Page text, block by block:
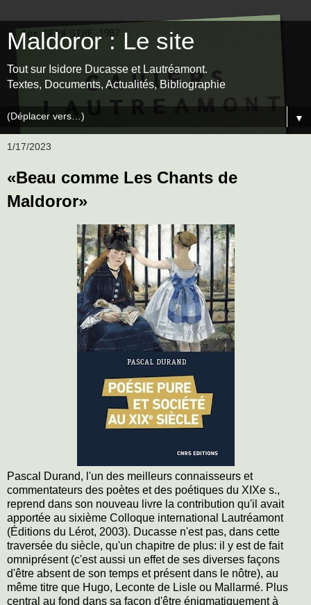
Maldoror : Le site
Tout sur Isidore Ducasse et Lautréamont.
Textes, Documents, Actualités, Bibliographie
▼
1/17/2023
«Beau comme Les Chants de
Maldoror»
Pascal Durand, l'un des meilleurs connaisseurs et
commentateurs des poètes et des poétiques du XIXe s.,
reprend dans son nouveau livre la contribution qu'il avait
apportée au sixième Colloque international Lautréamont
(Éditions du Lérot, 2003). Ducasse n'est pas, dans cette
traversée du siècle, qu'un chapitre de plus: il y est de fait
omniprésent (c'est aussi un effet de ses diverses façons
d'être absent de son temps et présent dans le nôtre), au
même titre que Hugo, Leconte de Lisle ou Mallarmé. Plus
central au fond dans sa façon d'être énigmatiquement à